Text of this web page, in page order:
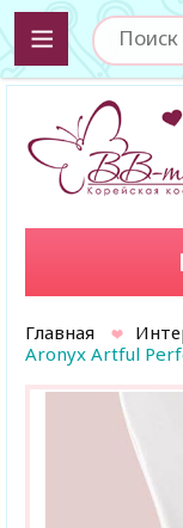
Главная
Aronyx Artful